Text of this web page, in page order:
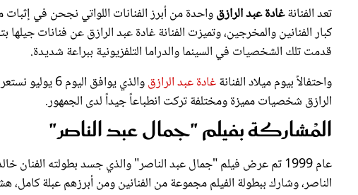
تعد الفنانةغادة عبد الرازقواحدة من أبرز الفنانات اللواتي نجحن في
كبار الفنانين والمخرجين، وتميزت الفنانة غادة عبد الرازق عن فنانات
قدمت تلك الشخصيات في السينما والدراما التلفزيونية ببراعة شديدة.
واحتفالاً بيوم ميلاد الفنانةغادة عبد الرازق
والذي يوافق
الرازق شخصيات مميزة ومختلفة تركت انطباعاً جيداً لدى الجمهور.
المُشاركة بفيلم "جمال عبد الناصر"
عام 1999 تم عرض فيلم "جمال عبد الناصر" والذي جسد بطولته الفنان
الناصر، وشارك ببطولة الفيلم مجموعة من الفنانين ومن أبرزهم عبلة